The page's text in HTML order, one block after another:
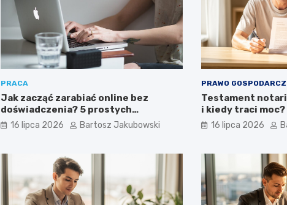
PRACA
Jak zacząć zarabiać online bez
doświadczenia? 5 prostych
możliwości dla początkujących
16 lipca 2026 Bartosz Jakubowski
PRAWO
Testament
i kiedy traci moc?
16 lipca 2026